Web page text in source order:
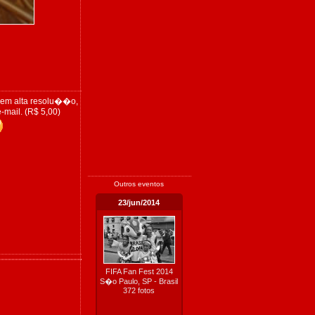
em alta resolu��o,
mail. (R$ 5,00)
Outros eventos
23/jun/2014
FIFA Fan Fest 2014
S�o Paulo, SP - Brasil
372 fotos